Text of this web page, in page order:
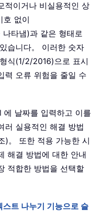
적이거나 비실용적인 상
호 없이
타냄)과 같은 형태로
습니다。 이러한 숫자
식(1/2/2016)으로 표시
력 오류 위험을 줄일 수
날짜를 입력하고 이를
러 실용적인 해결 방법
)。 또한 적용 가능한 시
해결 방법에 대한 안내
적합한 방법을 선택할
스트 나누기 기능으로 슬